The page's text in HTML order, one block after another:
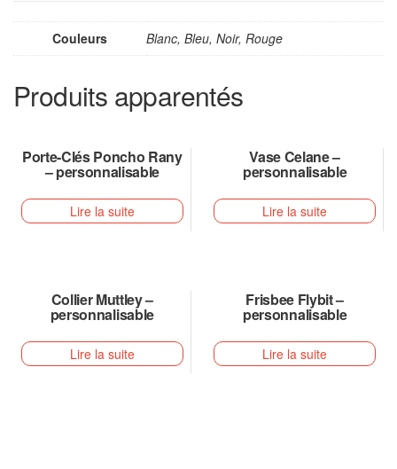
Couleurs Blanc, Bleu, Noir, Rouge
Produits apparentés
Porte-Clés Poncho Rany
– personnalisable
Lire la suite
Vase Celane –
personnalisable
Lire la suite
Collier Muttley –
personnalisable
Lire la suite
Frisbee Flybit –
personnalisable
Lire la suite